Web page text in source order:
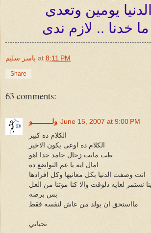
يومين وتعدى
خدنا .. لازم ندى
ياسر سليم at 8:11 PM
Share
63 comments:
ولــــــــــو June 15, 2007 at 9:00 PM
الكلام ده كبير
الكلام ده اوعى يكون الاخير
طب مانت زجال جامد جدا اهو
امال ايه يا عم التواضع ده
انت وصفت الدنيا بكل معانيها وكل افرادها
نستمر لغايه دلوقت والا كنا موتنا من الغل
بس برضه
مااستحق ان يولد من عاش لنفسه فقط
تحياتي